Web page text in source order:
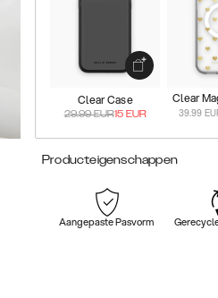
Clear Case
29.99EUR15 EUR
Clear
39.99
Producteigenschappen
Aangepaste Pasvorm